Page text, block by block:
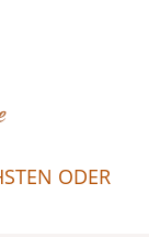
ODER